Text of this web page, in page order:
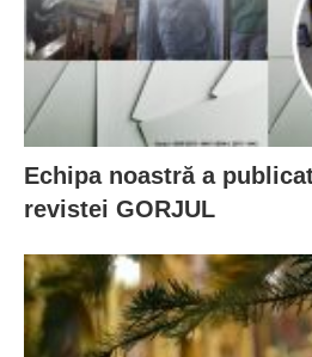
Echipa noastră a
revistei GORJUL